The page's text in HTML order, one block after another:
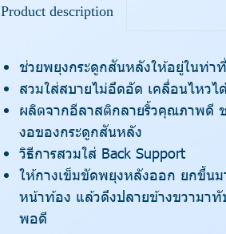
Product description
ช่วยพยุงกระดูกสันหลังให้อยู่ในท่า
สวมใส่สบายไม่อึดอัด เคลื่อนไหวไ
ผลิตจากอีลาสติกลายริ้วคุณภาพดี
งอของกระดูกสันหลัง
วิธีการสวมใส่ Back Support
ให้กางเข็มขัดพยุงหลังออก ยกขึ้นม
หน้าท้อง แล้วดึงปลายข้างขวามา
พอดี